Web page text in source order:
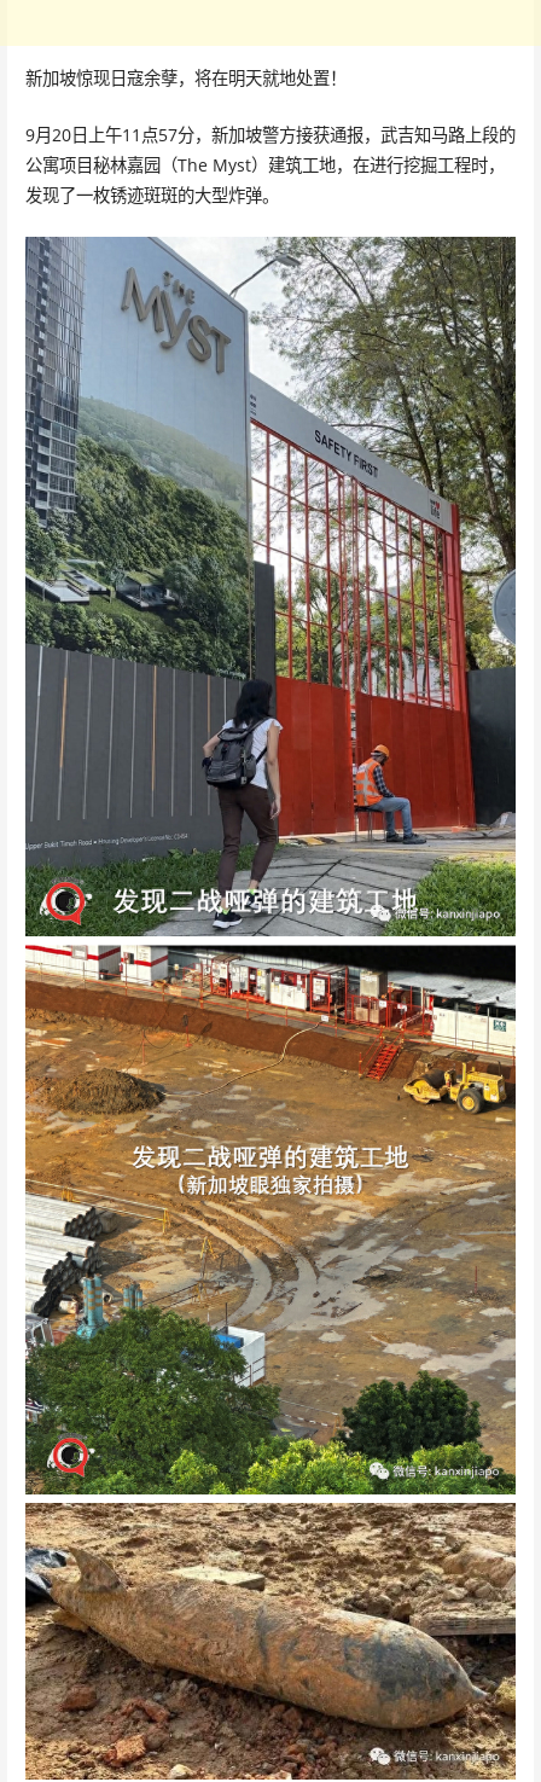
新加坡惊现日寇余孽，将在明天就地处置！
9月20日上午11点57分，新加坡警方接获通报，武吉知马路上段的
公寓项目秘林嘉园（The Myst）建筑工地，在进行挖掘工程时，
发现了一枚锈迹斑斑的大型炸弹。